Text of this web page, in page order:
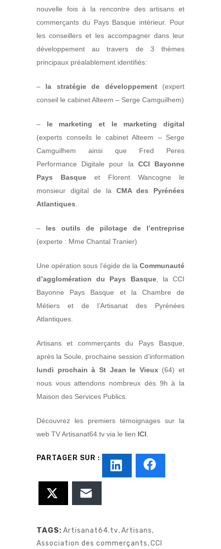
nouvelle fois à la rencontre des artisans et
commerçants du Pays Basque intérieur. Pour
les conseillers et les accompagner dans leur
développement au travers de 3 thèmes
principaux préalablement identifiés:
– la stratégie de développement(expert
conseil le cabinet Alteem – Serge Camguilhem)
– le marketing et le marketing digital
(experts conseils le cabinet Alteem – Serge
Camguilhem ainsi que Fred Peres
Performance Digitale pour la CCI Bayonne
Pays Basque
et Florent Wancogne le
monsieur digital de la CMA des Pyrénées
Atlantiques
– les outils de pilotage de l’entreprise
(experte : Mme Chantal Tranier)
Une opération sous l’égide de la Communauté
d’agglomération du Pays Basque, la CCI
Bayonne Pays Basque et la Chambre de
Métiers et de l’Artisanat des Pyrénées
Atlantiques.
Artisans et commerçants du Pays Basque,
après la Soule, prochaine session d’information
lundi prochain à St Jean le Vieux(64) et
nous vous attendons nombreux dés 9h à la
Maison des Services Publics.
Découvrez les premiers témoignages sur la
web TV Artisanat64.tv via le lien ICI
TAGS: Artisanat64.tv,Artisans,
Association des commerçants,CCI